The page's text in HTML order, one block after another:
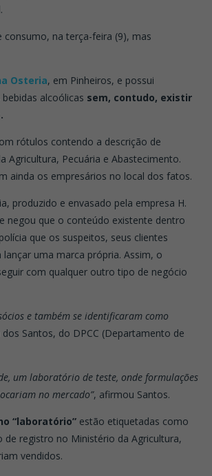
na terça-feira (9), mas
Osteria, em Pinheiros, e possui
alcoólicas sem, contudo, existir
rótulos contendo a descrição de
Agricultura, Pecuária e Abastecimento.
ainda os empresários no local dos fatos.
produzido e envasado pela empresa H.
negou que o conteúdo existente dentro
que os suspeitos, seus clientes
uma marca própria. Assim, o
com qualquer outro tipo de negócio
e também se identificaram como
Santos, do DPCC (Departamento de
um laboratório de teste, onde formulações
no mercado”, afirmou Santos.
“laboratório” estão etiquetadas como
registro no Ministério da Agricultura,
vendidos.